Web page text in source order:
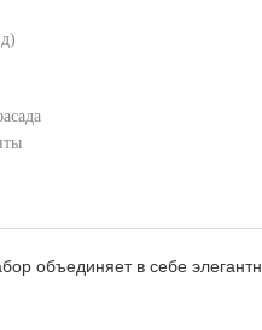
объединяет в себе